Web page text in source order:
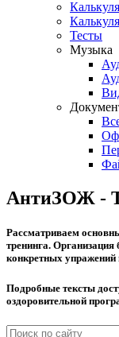
Тесты
Музыка
АнтиЗОЖ -
Рассматриваем
тренинга.
конкретных упражений
Подробные тексты
оздоровительной